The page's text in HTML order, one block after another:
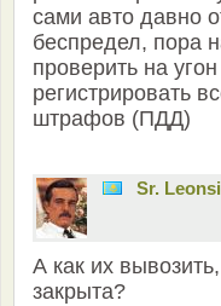
сами авто давно
беспредел, пора
проверить на
регистрировать
штрафов (ПДД)
Sr.
А как их
закрыта?